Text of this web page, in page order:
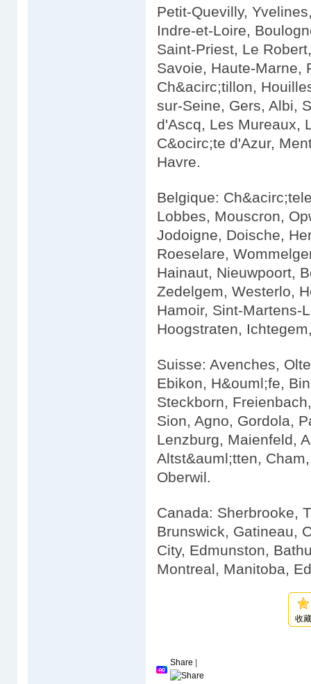
Petit-Quevilly,
Indre-et-Loire,
Saint-Priest, Le
Savoie, Haute-Marne,
Ch&acirc;tillon,
sur-Seine, Gers, Albi,
d'Ascq, Les Mureaux,
C&ocirc;te d'Azur,
Havre.
Belgique:
Lobbes, Mouscron,
Jodoigne, Doische,
Roeselare,
Hainaut, Nieuwpoort,
Zedelgem, Westerlo,
Hamoir, Sint-Martens-
Hoogstraten,
Suisse: Avenches,
Ebikon, H&ouml;fe,
Steckborn,
Sion, Agno, Gordola,
Lenzburg, Maienfeld,
Altst&auml;tten,
Oberwil.
Canada: Sherbrooke,
Brunswick, Gatineau,
City, Edmunston,
Montreal, Manitoba,
收
Share